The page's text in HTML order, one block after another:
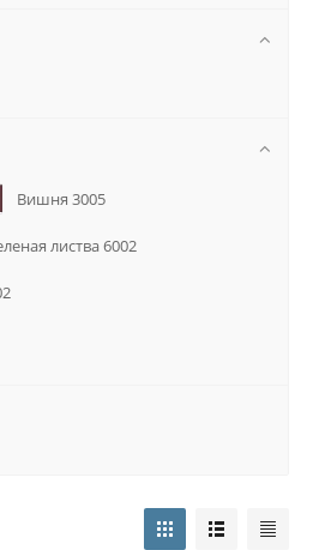
Вишня 3005
листва 6002